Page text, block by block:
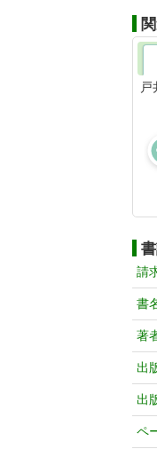
請
書
著
出
出
ペ